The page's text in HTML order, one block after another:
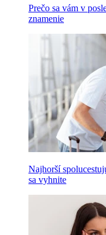
Prečo sa vám v
znamenie
Najhorší
sa vyhnite